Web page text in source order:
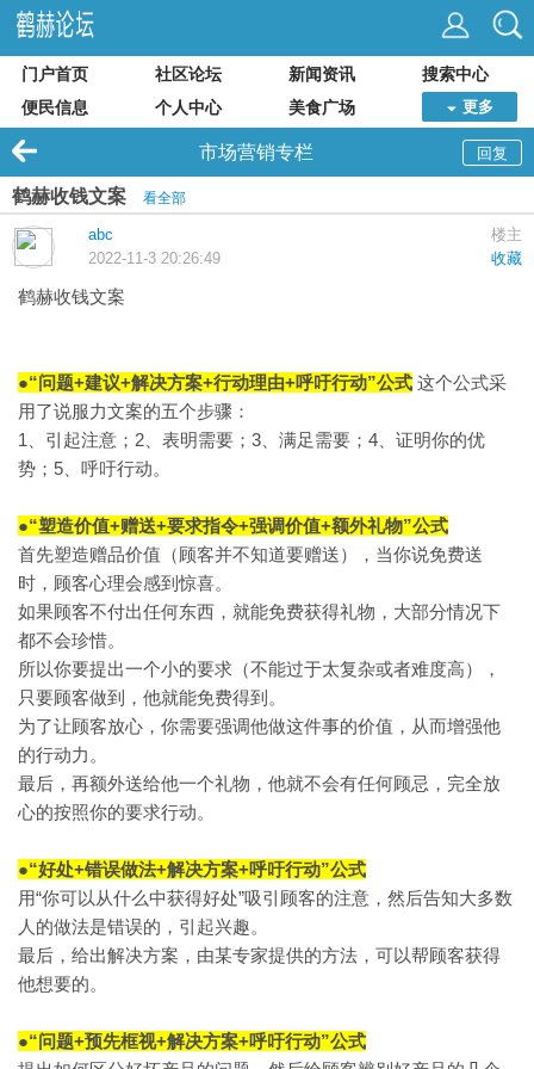
门户首页 社区论坛 新闻资讯
搜索中心
便民信息
个人中心 美食广场 更多
回复
市场营销专栏
鹤赫收钱文案 看全部
楼主
abc
收藏
2022-11-3 20:26:49
鹤赫收钱文案
●“问题+建议+解决方案+行动理由+呼吁行动”公式 这个公式采
用了说服力文案的五个步骤：
1、引起注意；2、表明需要；3、满足需要；4、证明你的优
势；5、呼吁行动。
●“塑造价值+赠送+要求指令+强调价值+额外礼物”公式
首先塑造赠品价值（顾客并不知道要赠送），当你说免费送
时，顾客心理会感到惊喜。
如果顾客不付出任何东西，就能免费获得礼物，大部分情况下
都不会珍惜。
所以你要提出一个小的要求（不能过于太复杂或者难度高），
只要顾客做到，他就能免费得到。
为了让顾客放心，你需要强调他做这件事的价值，从而增强他
的行动力。
最后，再额外送给他一个礼物，他就不会有任何顾忌，完全放
心的按照你的要求行动。
●“好处+错误做法+解决方案+呼吁行动”公式
用“你可以从什么中获得好处”吸引顾客的注意，然后告知大多数
人的做法是错误的，引起兴趣。
最后，给出解决方案，由某专家提供的方法，可以帮顾客获得
他想要的。
●“问题+预先框视+解决方案+呼吁行动”公式